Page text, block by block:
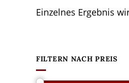
Einzelnes Ergebnis
FILTERN NACH PREIS